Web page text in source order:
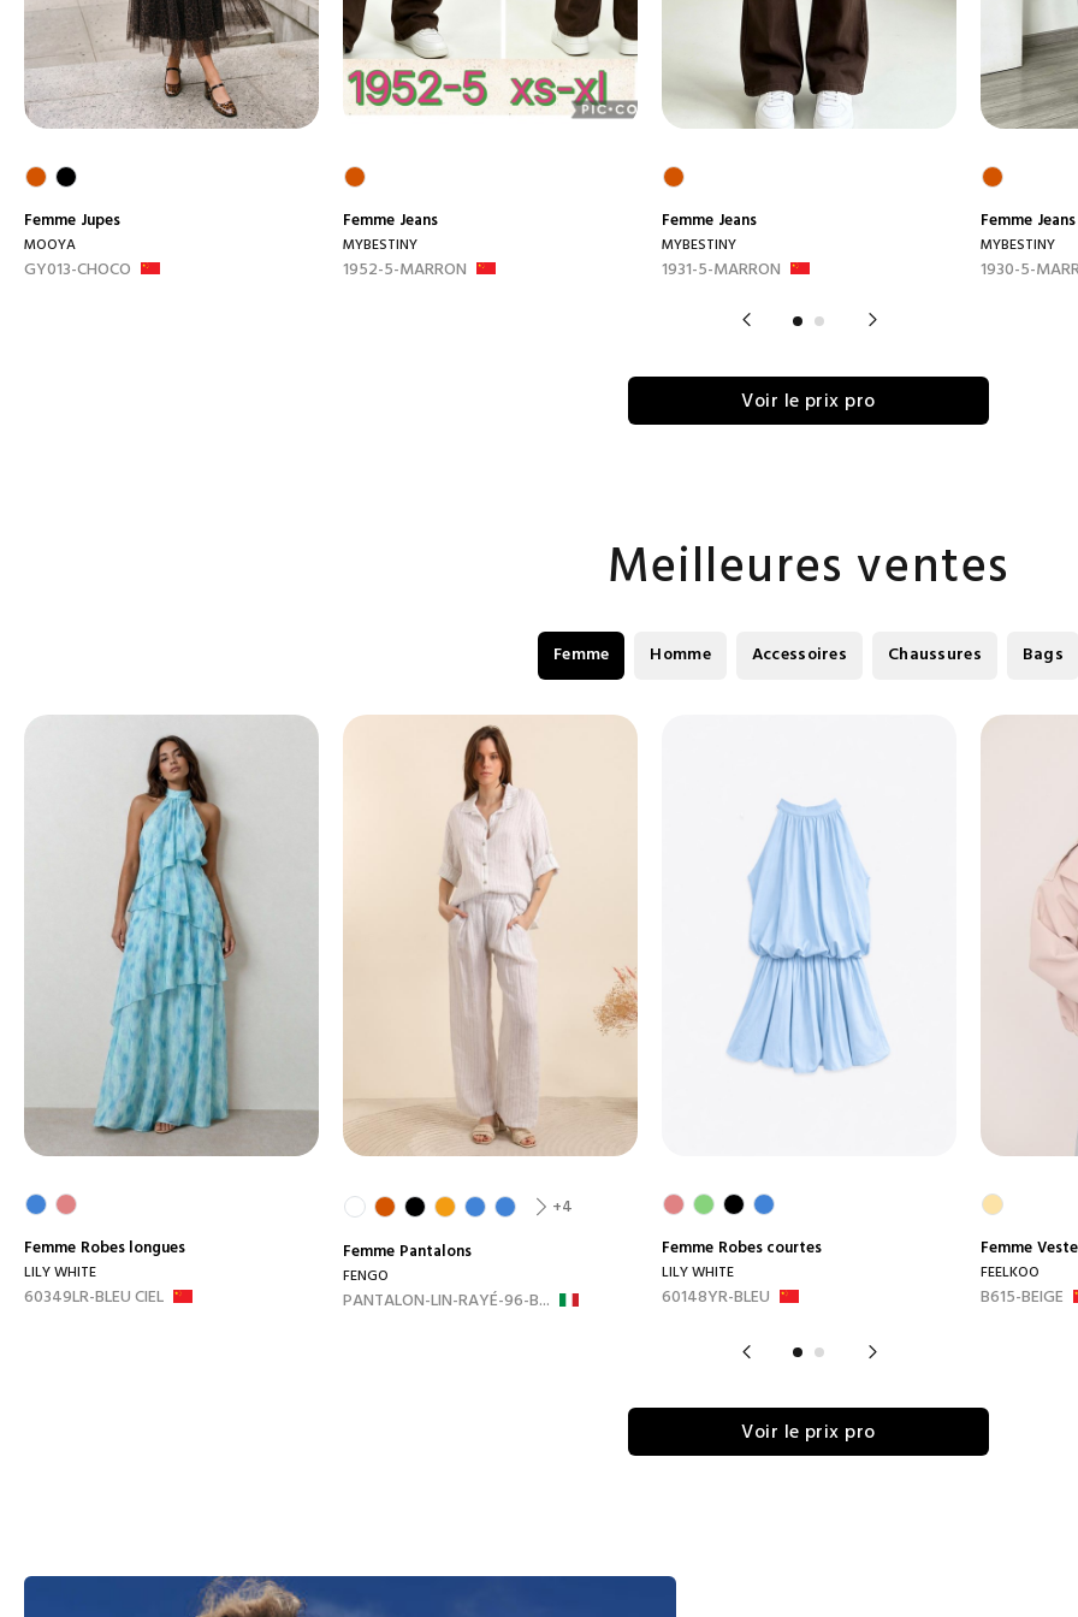
Femme Jupes
MOOYA
GY013-CHOCO
Femme Jeans
MYBESTINY
1952-5-MARRON
Femme Jeans
MYBESTINY
1931-5-MARRON
Femme Jeans
MYBESTINY
1930-5-
Voir le prix pro
Meilleures ventes
Femme Homme Accessoires Chaussures Bags
Femme Robes longues
LILY WHITE
60349LR-BLEU CIEL
+4
Femme Pantalons
FENGO
PANTALON-LIN-RAYÉ-96-B...
Femme Robes courtes
LILY WHITE
60148YR-BLEU
Femme
FEELKOO
B615-BEIGE
Voir le prix pro